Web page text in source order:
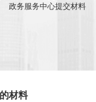
政务服务中心提交材料
材料